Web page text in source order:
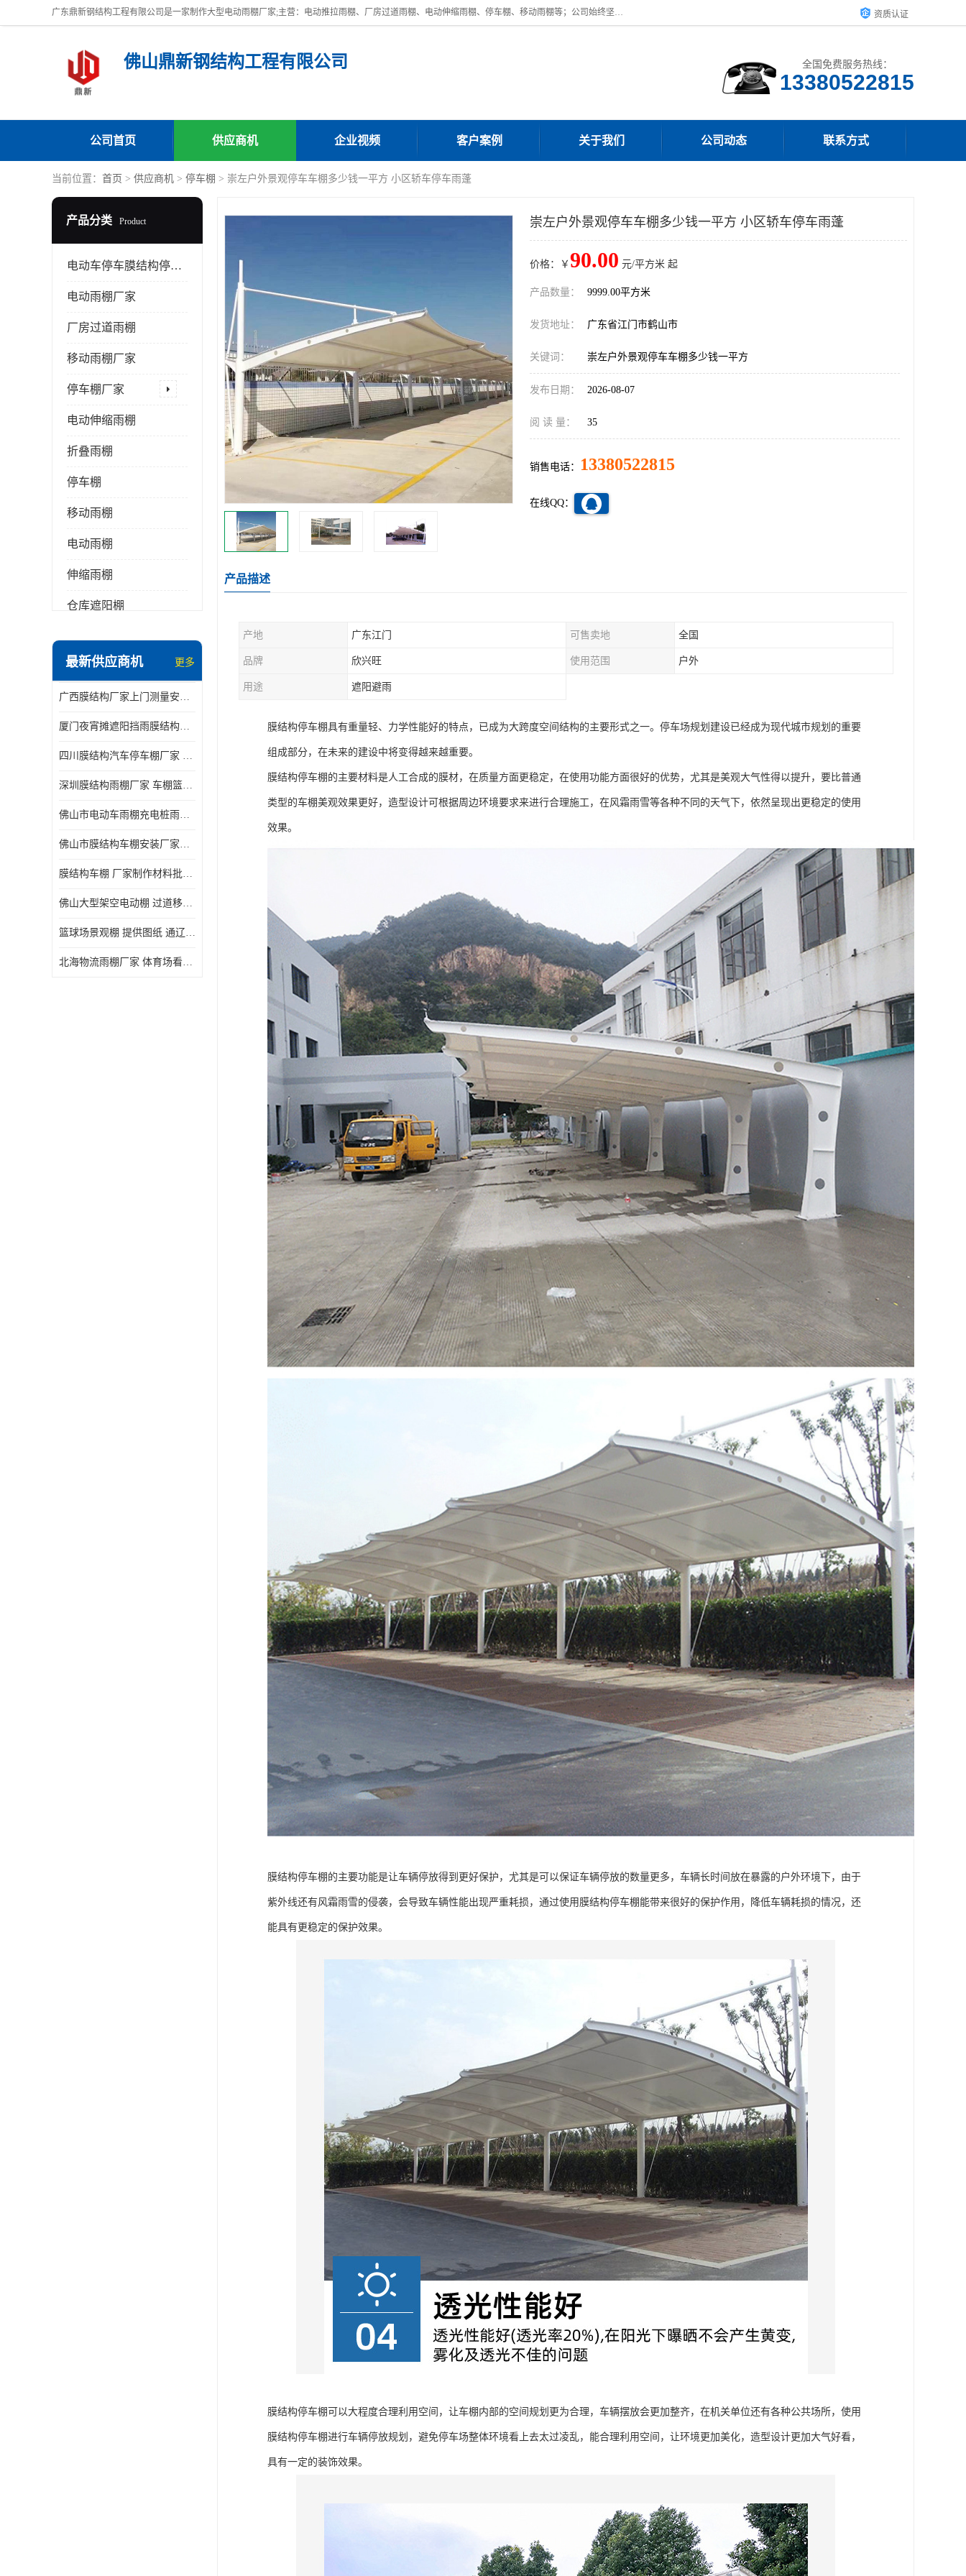
广东鼎新钢结构工程有限公司是一家制作大型电动雨棚厂家;主营：电动推拉雨棚、厂房过道雨棚、电动伸缩雨棚、停车棚、移动雨棚等；公司始终坚持结构创新,品质优越,美观形象,且售后服务好。公司充分吸纳当今休闲用品的前端技术和风格,为您带来质价相宜,时尚典雅的各种户外用品, 资质认证
佛山鼎新钢结构工程有限公司 全国免费服务热线：
13380522815
公司首页 供应商机 企业视频 客户案例 关于我们 公司动态 联系方式
当前位置： 首页 > 供应商机 > 停车棚 > 崇左户外景观停车车棚多少钱一平方 小区轿车停车雨蓬
产品分类 Product
电动车停车膜结构停车棚
电动雨棚厂家
厂房过道雨棚
移动雨棚厂家
停车棚厂家
电动伸缩雨棚
折叠雨棚
停车棚
移动雨棚
电动雨棚
伸缩雨棚
仓库遮阳棚
电动推拉雨棚
膜结构停景观棚
最新供应商机 更多
广西膜结构厂家上门测量安装发货，厂家发货没有差价
厦门夜宵摊遮阳挡雨膜结构雨棚设计 上门测量 款式多
四川膜结构汽车停车棚厂家 款式多 提供报价
深圳膜结构雨棚厂家 车棚篮球场体育看台 规格多样
佛山市电动车雨棚充电桩雨棚小区电动车棚
佛山市膜结构车棚安装厂家发货安装
膜结构车棚 厂家制作材料批发安装一体式工厂
佛山大型架空电动棚 过道移动雨蓬 屋轨道悬空棚免费测量
篮球场景观棚 提供图纸 通辽膜结构厂家
北海物流雨棚厂家 体育场看台雨棚 价格优惠
崇左户外景观停车车棚多少钱一平方 小区轿车停车雨蓬
价格：￥ 90.00 元/平方米 起
产品数量： 9999.00平方米
发货地址： 广东省江门市鹤山市
关键词： 崇左户外景观停车车棚多少钱一平方
发布日期： 2026-08-07
阅 读 量： 35
销售电话： 13380522815
在线QQ：
产品描述
产地 广东江门 可售卖地 全国
品牌 欣兴旺 使用范围 户外
用途 遮阳避雨
膜结构停车棚具有重量轻、力学性能好的特点，已成为大跨度空间结构的主要形式之一。停车场规划建设已经成为现代城市规划的重要
组成部分，在未来的建设中将变得越来越重要。
膜结构停车棚的主要材料是人工合成的膜材，在质量方面更稳定，在使用功能方面很好的优势，尤其是美观大气性得以提升，要比普通
类型的车棚美观效果更好，造型设计可根据周边环境要求来进行合理施工，在风霜雨雪等各种不同的天气下，依然呈现出更稳定的使用
效果。
膜结构停车棚的主要功能是让车辆停放得到更好保护，尤其是可以保证车辆停放的数量更多，车辆长时间放在暴露的户外环境下，由于
紫外线还有风霜雨雪的侵袭，会导致车辆性能出现严重耗损，通过使用膜结构停车棚能带来很好的保护作用，降低车辆耗损的情况，还
能具有更稳定的保护效果。
膜结构停车棚可以大程度合理利用空间，让车棚内部的空间规划更为合理，车辆摆放会更加整齐，在机关单位还有各种公共场所，使用
膜结构停车棚进行车辆停放规划，避免停车场整体环境看上去太过凌乱，能合理利用空间，让环境更加美化，造型设计更加大气好看，
具有一定的装饰效果。